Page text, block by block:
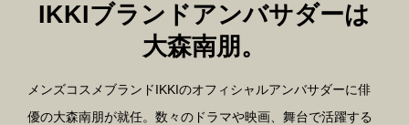
IKKIブランドアンバサダーは
大森南朋。
メンズコスメブランドIKKIのオフィシャルアンバサダーに俳
優の大森南朋が就任。数々のドラマや映画、舞台で活躍する